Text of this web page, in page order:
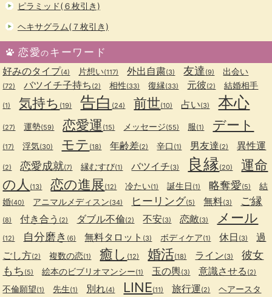
ピラミッド(６枚引き)
ヘキサグラム(７枚引き)
恋愛のキーワード
好みのタイプ(4) 片想い(117) 外出自粛(3) 友達 (9) 出会い
(72) バツイチ子持ち (2) 相性(33) 復縁(33) 元彼(2) 結婚相手
(1) 気持ち (19) 告白 (24) 前世(10) 占い(3) 本心
(27) 運勢(59) 恋愛運 (15) メッセージ(55) 服(1) デート
(17) 浮気(30) モテ (18) 年齢差(2) 辛口 (1) 男友達(2) 異性運
(2) 恋愛成就(7) 縁むすび(1) バツイチ(3) 良縁(20)
運命
の人 (13) 恋の進展(12) 冷たい(1) 誕生日 (1) 略奪愛(5)
結
婚(40) アニマルメディスン(34) ヒーリング(5) 無料(3) ご縁
(8) 付き合う (2) ダブル不倫(2) 不安(3) 恋敵(3) メール
(12) 自分磨き (6) 無料タロット (3) ボディケア(1) 休日 (3)
過
ごし方(2) 複数の恋(1) 癒し (12) 婚活(18) ライン(3)
彼女
もち (5) 絵本のビブリオマンシー(1) 玉の輿(3) 意識させる (2)
不倫願望(1) 先生(1) 別れ(4) LINE(11) 旅行運(2)
ヘアースタ